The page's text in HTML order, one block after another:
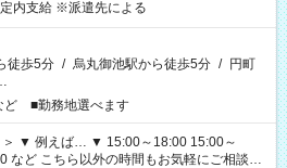
内支給 ※派遣先による
徒歩5分 / 烏丸御池駅から徒歩5分 / 円町
ど ■勤務地選べます
～
軽にご相談く